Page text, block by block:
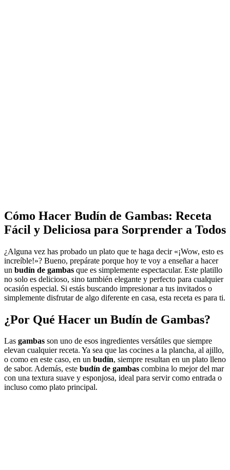
Cómo Hacer Budín de Gambas: Receta
Fácil y Deliciosa para Sorprender a Todos
¿Alguna vez has probado un plato que te haga decir «¡Wow, esto es
increíble!»? Bueno, prepárate porque hoy te voy a enseñar a hacer
un budín de gambas que es simplemente espectacular. Este platillo
no solo es delicioso, sino también elegante y perfecto para cualquier
ocasión especial. Si estás buscando impresionar a tus invitados o
simplemente disfrutar de algo diferente en casa, esta receta es para ti.
¿Por Qué Hacer un Budín de Gambas?
Las gambas son uno de esos ingredientes versátiles que siempre
elevan cualquier receta. Ya sea que las cocines a la plancha, al ajillo,
o como en este caso, en un budín, siempre resultan en un plato lleno
de sabor. Además, este budín de gambas combina lo mejor del mar
con una textura suave y esponjosa, ideal para servir como entrada o
incluso como plato principal.